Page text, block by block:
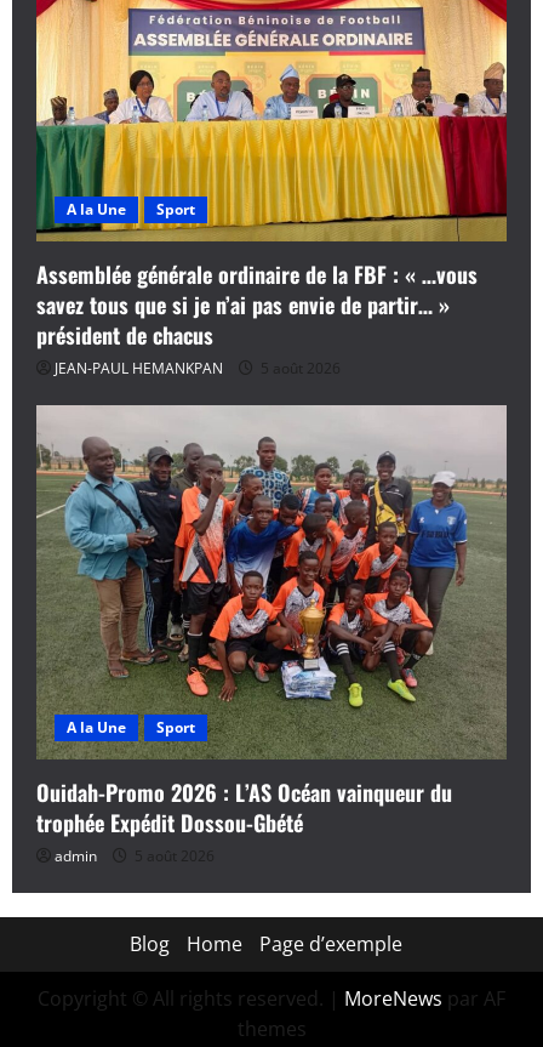
A la Une Sport
Assemblée générale ordinaire de la FBF : « …vous
savez tous que si je n’ai pas envie de partir… »
président de chacus
JEAN-PAUL HEMANKPAN 5 août 2026
A la Une Sport
Ouidah-Promo 2026 : L’AS Océan vainqueur du
trophée Expédit Dossou-Gbété
admin 5 août 2026
Blog Home Page d’exemple
Copyright © All rights reserved. | MoreNews par AF
themes